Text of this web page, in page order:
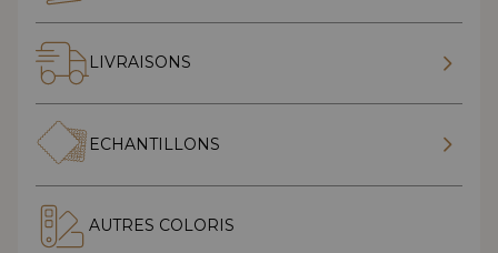
LIVRAISONS
ECHANTILLONS
AUTRES COLORIS